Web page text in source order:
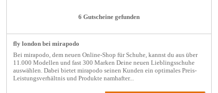
6 Gutscheine gefunden
fly london bei mirapodo
Bei mirapodo, dem neuen Online-Shop für Schuhe, kannst du aus über
11.000 Modellen und fast 300 Marken Deine neuen Lieblingsschuhe
auswählen. Dabei bietet mirapodo seinen Kunden ein optimales Preis-
Leistungsverhältnis und Produkte namhafter...